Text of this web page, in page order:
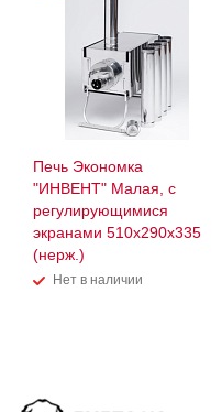
Печь Экономка
"ИНВЕНТ" Малая, с
регулирующимися
экранами 510х290х335
(нерж.)
Нет в наличии